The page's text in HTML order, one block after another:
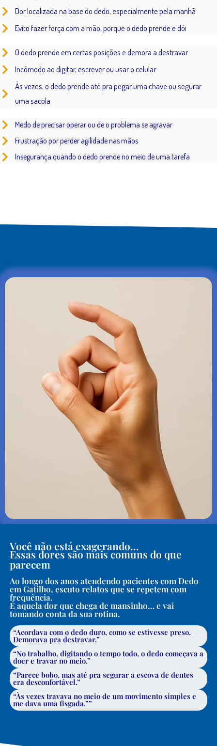
Dor localizada na base do dedo, especialmente pela manhã
Evito fazer força com a mão, porque o dedo prende e dói
O dedo prende em certas posições e demora a destravar
Incômodo ao digitar, escrever ou usar o celular
Às vezes, o dedo prende até pra pegar uma chave ou segurar
uma sacola
Medo de precisar operar ou de o problema se agravar
Frustração por perder agilidade nas mãos
Insegurança quando o dedo prende no meio de uma tarefa
Você não está exagerando...
Essas dores são mais comuns do que
parecem
Ao longo dos anos atendendo pacientes com Dedo
em Gatilho, escuto relatos que se repetem com
frequência.
É aquela dor que chega de mansinho… e vai
tomando conta da sua rotina.
“Acordava com o dedo duro, como se estivesse preso.
Demorava pra destravar.”
“No trabalho, digitando o tempo todo, o dedo começava a
doer e travar no meio.”
“Parece bobo, mas até pra segurar a escova de dentes
era desconfortável.”
“Às vezes travava no meio de um movimento simples e
me dava uma fisgada.””